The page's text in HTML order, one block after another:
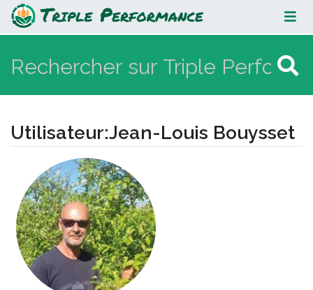
Jean-Louis Bouysset
Utilisateur:Jean-Louis Bouysset
Aller à :navigation,rechercher